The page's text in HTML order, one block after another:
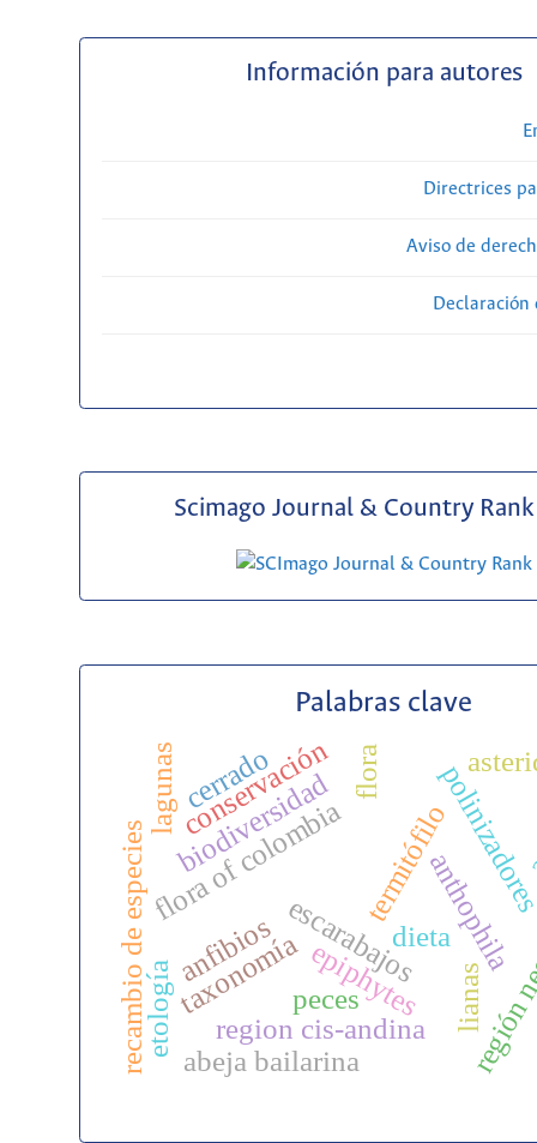
Información para autores
Directrices
Aviso de
Scimago Journal & Country Rank
Palabras clave
epiphytes lianas
flora of colombia
region cis-andina
escarabajos
taxonomía
termitófilo
abeja bailarina
anthophila
biodiversidad
conservación
recambio de especies anfibios
peces
dieta
lagunas
etología
cerrado flora